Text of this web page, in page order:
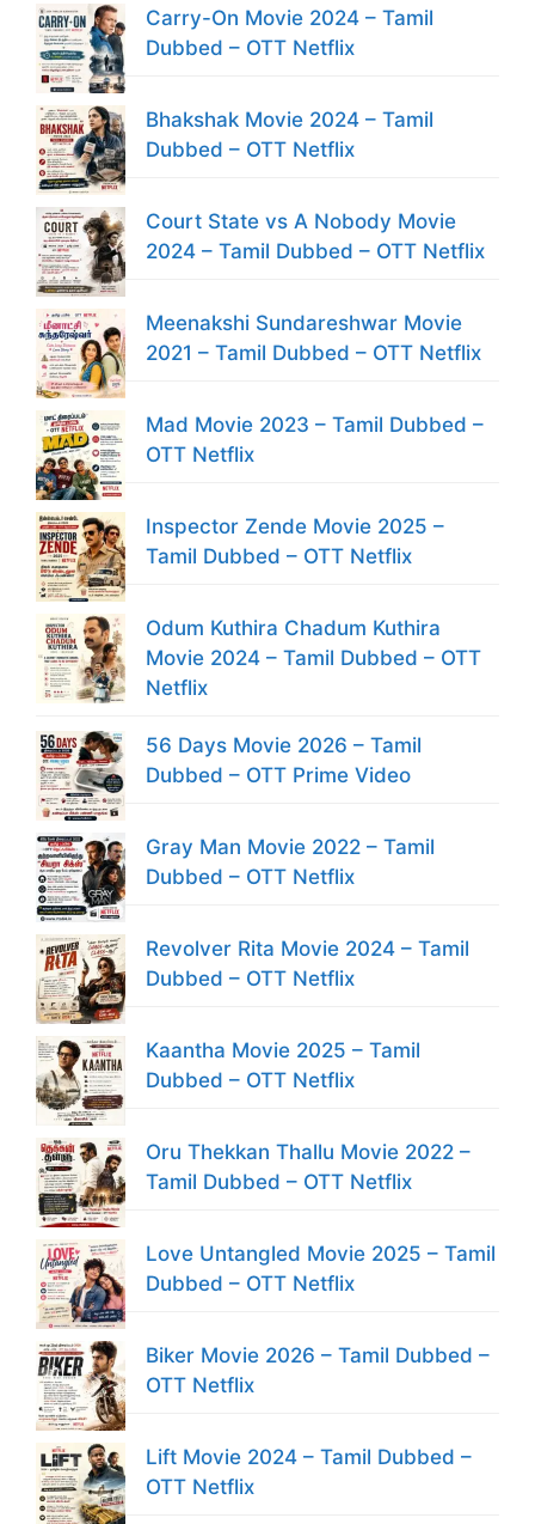
Carry-On Movie 2024 – Tamil
Dubbed – OTT Netflix
Bhakshak Movie 2024 – Tamil
Dubbed – OTT Netflix
Court State vs A Nobody Movie
2024 – Tamil Dubbed – OTT Netflix
Meenakshi Sundareshwar Movie
2021 – Tamil Dubbed – OTT Netflix
Mad Movie 2023 – Tamil Dubbed –
OTT Netflix
Inspector Zende Movie 2025 –
Tamil Dubbed – OTT Netflix
Odum Kuthira Chadum Kuthira
Movie 2024 – Tamil Dubbed – OTT
Netflix
56 Days Movie 2026 – Tamil
Dubbed – OTT Prime Video
Gray Man Movie 2022 – Tamil
Dubbed – OTT Netflix
Revolver Rita Movie 2024 – Tamil
Dubbed – OTT Netflix
Kaantha Movie 2025 – Tamil
Dubbed – OTT Netflix
Oru Thekkan Thallu Movie 2022 –
Tamil Dubbed – OTT Netflix
Love Untangled Movie 2025 – Tamil
Dubbed – OTT Netflix
Biker Movie 2026 – Tamil Dubbed –
OTT Netflix
Lift Movie 2024 – Tamil Dubbed –
OTT Netflix